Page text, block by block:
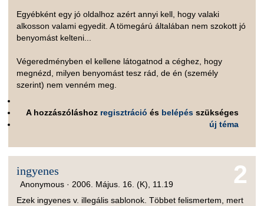
Egyébként egy jó oldalhoz azért annyi kell, hogy valaki
alkosson valami egyedit. A tömegárú általában nem szokott jó
benyomást kelteni...
Végeredményben el kellene látogatnod a céghez, hogy
megnézd, milyen benyomást tesz rád, de én (személy
szerint) nem venném meg.
A hozzászóláshoz regisztráció és belépés szükséges
új téma
2
ingyenes
Anonymous · 2006. Május. 16. (K), 11.19
Ezek ingyenes v. illegális sablonok. Többet felismertem, mert